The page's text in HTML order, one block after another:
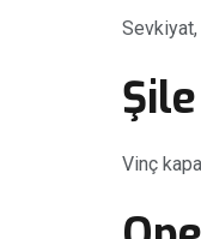
Vinç